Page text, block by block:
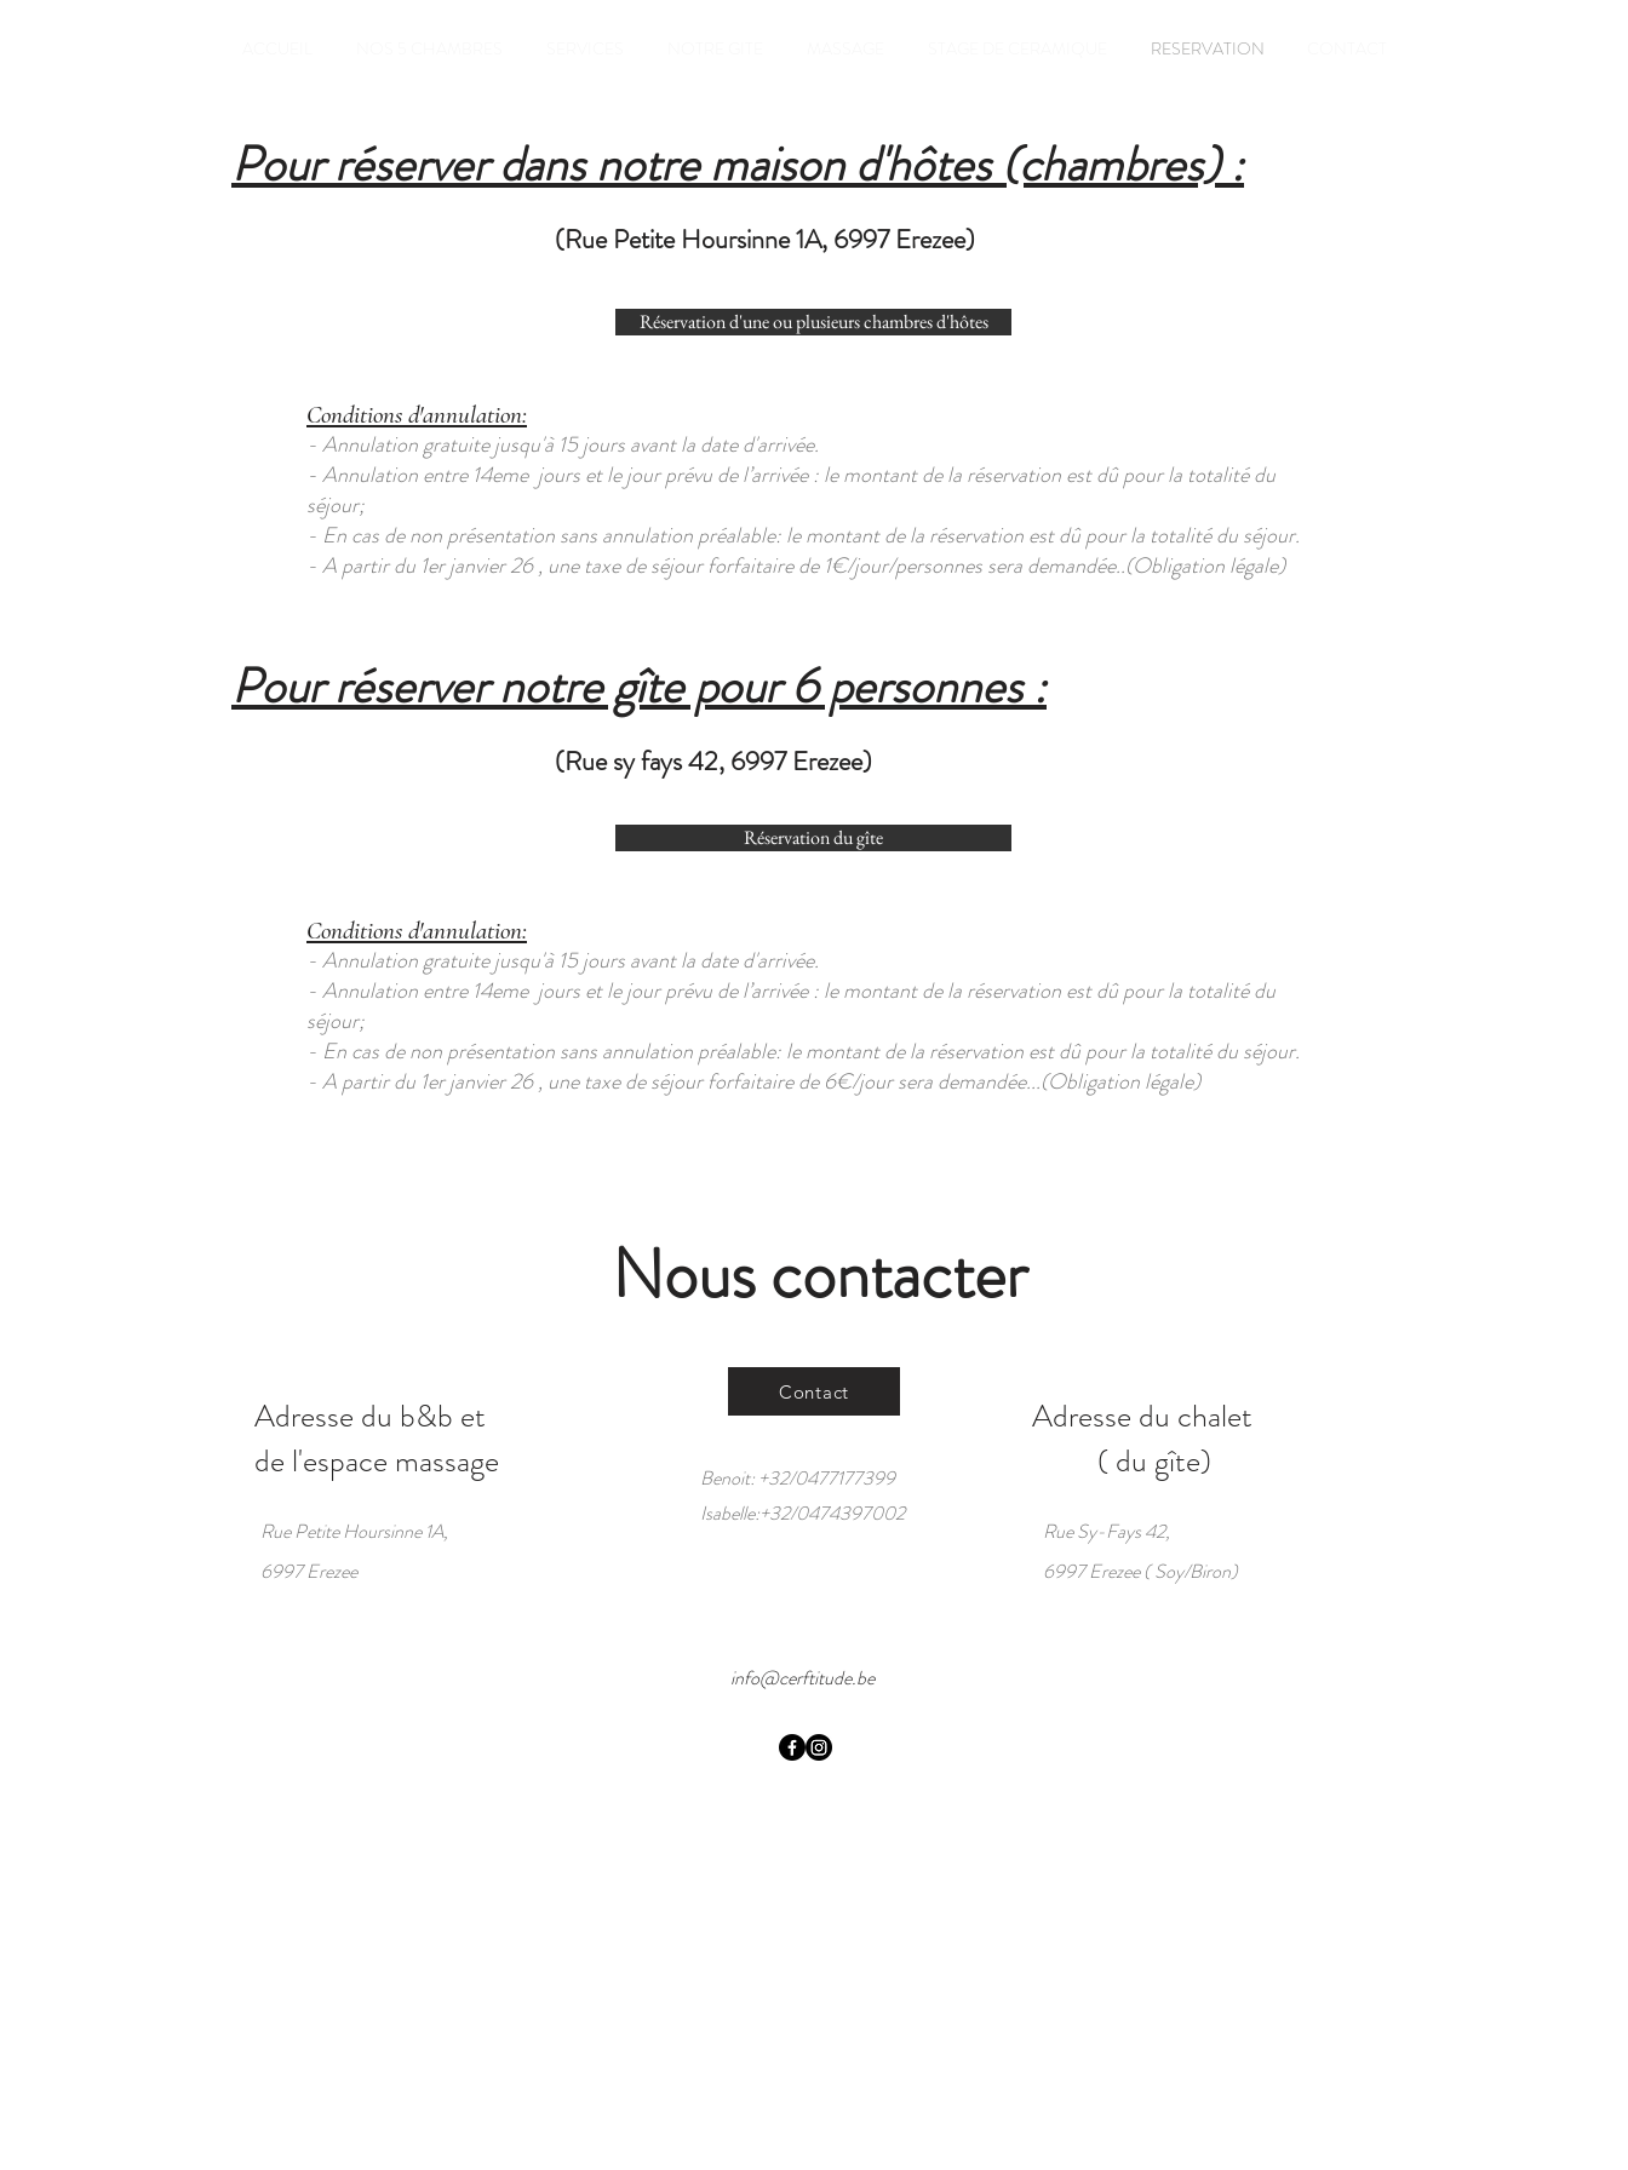
RESERVATION
Pour réserver dans notre maison d'hôtes (chambres) :
(Rue Petite Hoursinne 1A, 6997 Erezee)
Réservation d'une ou plusieurs chambres d'hôtes
Conditions d'annulation:
- Annulation gratuite jusqu'à 15 jours avant la date d'arrivée.
- Annulation entre 14eme jours et le jour prévu de l’arrivée : le montant de la réservation est dû pour la totalité du
séjour;
- En cas de non présentation sans annulation préalable: le montant de la réservation est dû pour la totalité du séjour.
- A partir du 1er janvier 26 , une taxe de séjour forfaitaire de 1€/jour/personnes sera demandée..(Obligation légale)
Pour réserver notre gîte pour 6 personnes :
(Rue sy fays 42, 6997 Erezee)
Réservation du gîte
Conditions d'annulation:
- Annulation gratuite jusqu'à 15 jours avant la date d'arrivée.
- Annulation entre 14eme jours et le jour prévu de l’arrivée : le montant de la réservation est dû pour la totalité du
séjour;
- En cas de non présentation sans annulation préalable: le montant de la réservation est dû pour la totalité du séjour.
- A partir du 1er janvier 26 , une taxe de séjour forfaitaire de 6€/jour sera demandée...(Obligation légale)
Nous contacter
Adresse du b&b et
de l'espace massage
Rue Petite Hoursinne 1A,
6997 Erezee
Contact
Benoit: +32/0477177399
Isabelle:+32/0474397002
Adresse du chalet
( du gîte)
Rue Sy-Fays 42,
6997 Erezee ( Soy/Biron)
info@cerftitude.be